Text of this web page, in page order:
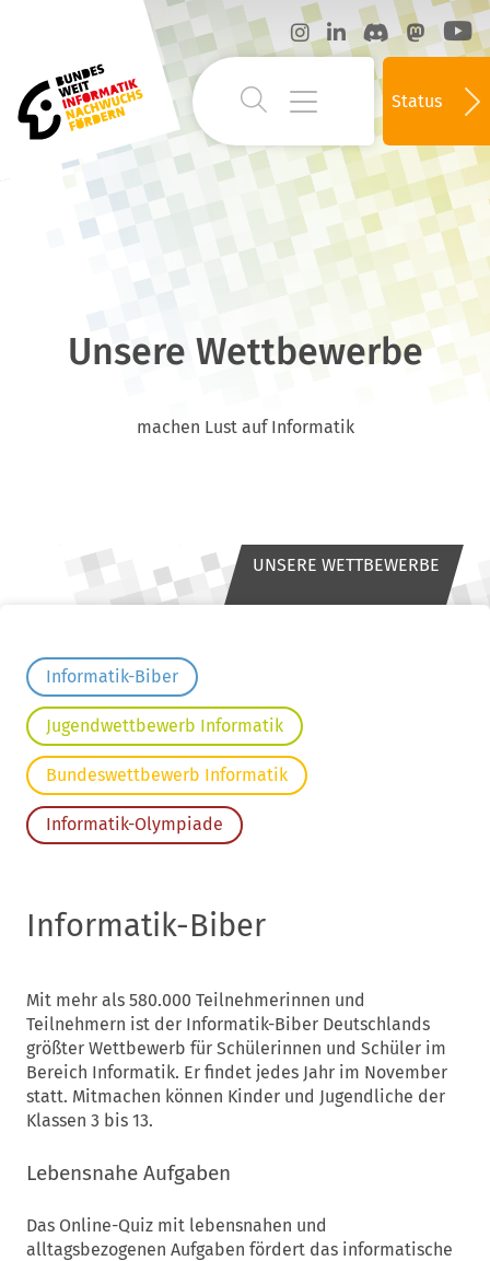
Status
Unsere Wettbewerbe
machen Lust auf Informatik
UNSERE WETTBEWERBE
Informatik-Biber
Jugendwettbewerb Informatik
Bundeswettbewerb Informatik
Informatik-Olympiade
Informatik-Biber
Mit mehr als 580.000 Teilnehmerinnen und
Teilnehmern ist der Informatik-Biber Deutschlands
größter Wettbewerb für Schülerinnen und Schüler im
Bereich Informatik. Er findet jedes Jahr im November
statt. Mitmachen können Kinder und Jugendliche der
Klassen 3 bis 13.
Lebensnahe Aufgaben
Das Online-Quiz mit lebensnahen und
alltagsbezogenen Aufgaben fördert das informatische